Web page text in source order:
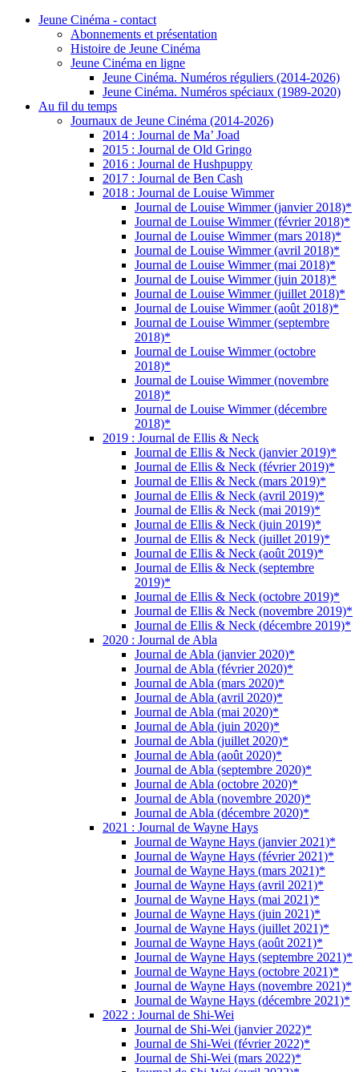
Jeune Cinéma - contact
Abonnements et présentation
Histoire de Jeune Cinéma
Jeune Cinéma en ligne
Jeune Cinéma. Numéros réguliers (2014-2026)
Jeune Cinéma. Numéros spéciaux (1989-2020)
Au fil du temps
Journaux de Jeune Cinéma (2014-2026)
2014 : Journal de Ma’ Joad
2015 : Journal de Old Gringo
2016 : Journal de Hushpuppy
2017 : Journal de Ben Cash
2018 : Journal de Louise Wimmer
Journal de Louise Wimmer (janvier 2018)*
Journal de Louise Wimmer (février 2018)*
Journal de Louise Wimmer (mars 2018)*
Journal de Louise Wimmer (avril 2018)*
Journal de Louise Wimmer (mai 2018)*
Journal de Louise Wimmer (juin 2018)*
Journal de Louise Wimmer (juillet 2018)*
Journal de Louise Wimmer (août 2018)*
Journal de Louise Wimmer (septembre
2018)*
Journal de Louise Wimmer (octobre
2018)*
Journal de Louise Wimmer (novembre
2018)*
Journal de Louise Wimmer (décembre
2018)*
2019 : Journal de Ellis & Neck
Journal de Ellis & Neck (janvier 2019)*
Journal de Ellis & Neck (février 2019)*
Journal de Ellis & Neck (mars 2019)*
Journal de Ellis & Neck (avril 2019)*
Journal de Ellis & Neck (mai 2019)*
Journal de Ellis & Neck (juin 2019)*
Journal de Ellis & Neck (juillet 2019)*
Journal de Ellis & Neck (août 2019)*
Journal de Ellis & Neck (septembre
2019)*
Journal de Ellis & Neck (octobre 2019)*
Journal de Ellis & Neck (novembre 2019)*
Journal de Ellis & Neck (décembre 2019)*
2020 : Journal de Abla
Journal de Abla (janvier 2020)*
Journal de Abla (février 2020)*
Journal de Abla (mars 2020)*
Journal de Abla (avril 2020)*
Journal de Abla (mai 2020)*
Journal de Abla (juin 2020)*
Journal de Abla (juillet 2020)*
Journal de Abla (août 2020)*
Journal de Abla (septembre 2020)*
Journal de Abla (octobre 2020)*
Journal de Abla (novembre 2020)*
Journal de Abla (décembre 2020)*
2021 : Journal de Wayne Hays
Journal de Wayne Hays (janvier 2021)*
Journal de Wayne Hays (février 2021)*
Journal de Wayne Hays (mars 2021)*
Journal de Wayne Hays (avril 2021)*
Journal de Wayne Hays (mai 2021)*
Journal de Wayne Hays (juin 2021)*
Journal de Wayne Hays (juillet 2021)*
Journal de Wayne Hays (août 2021)*
Journal de Wayne Hays (septembre 2021)*
Journal de Wayne Hays (octobre 2021)*
Journal de Wayne Hays (novembre 2021)*
Journal de Wayne Hays (décembre 2021)*
2022 : Journal de Shi-Wei
Journal de Shi-Wei (janvier 2022)*
Journal de Shi-Wei (février 2022)*
Journal de Shi-Wei (mars 2022)*